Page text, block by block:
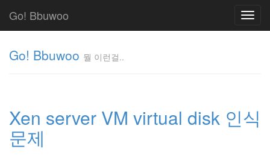
Go! Bbuwoo
Go! Bbuwoo 뭘 이런걸..
Xen server VM virtual disk 인식
문제
걸..
김
정
균